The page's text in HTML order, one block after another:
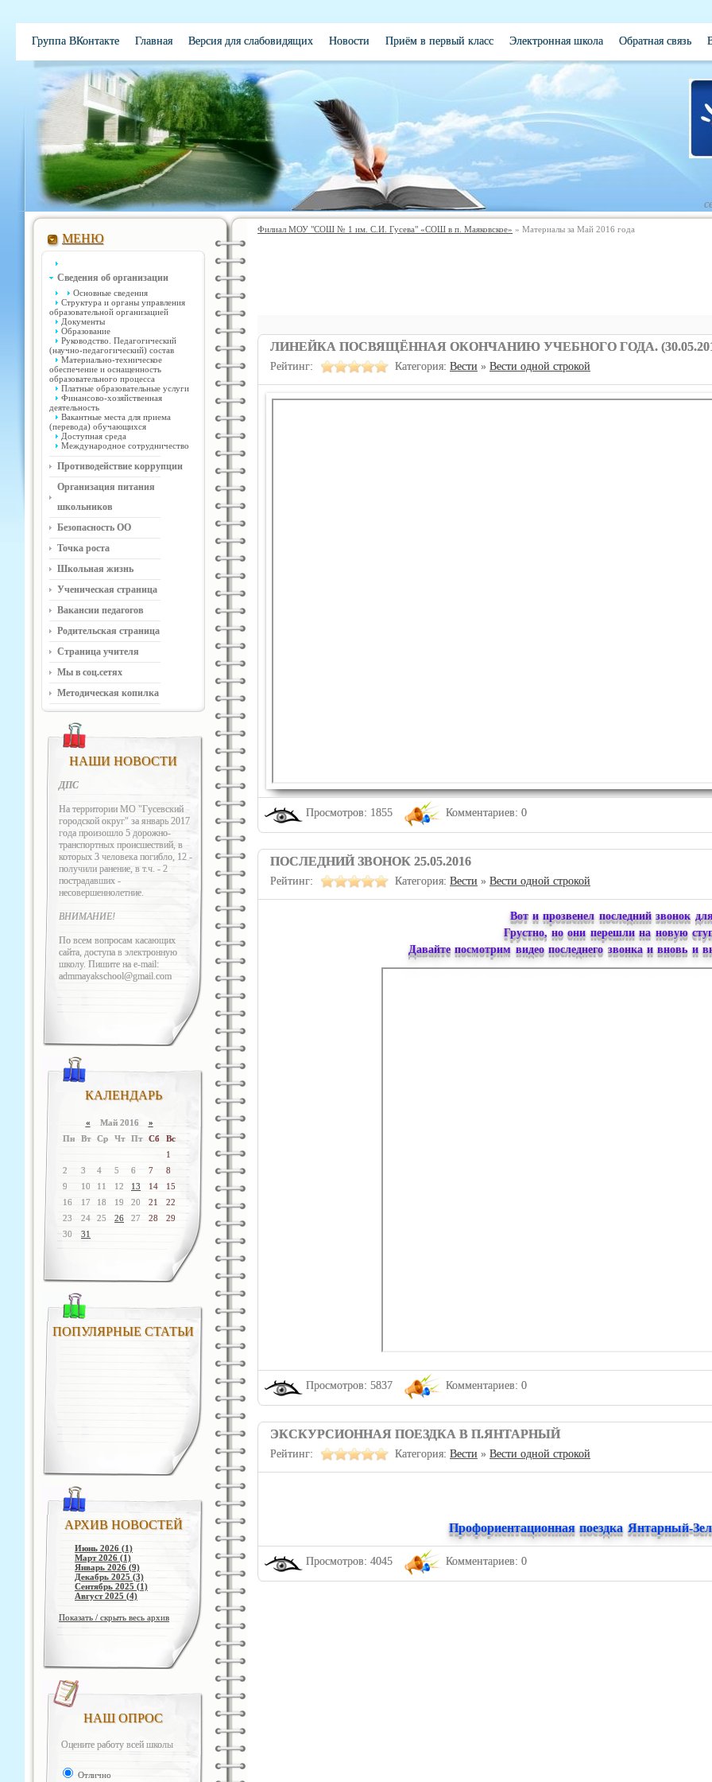
Группа ВКонтакте Главная Версия для слабовидящих Новости Приём в первый класс Электронная школа Обратная связь
МЕНЮ
Сведения об организации
Основные сведения
Структура и органы управления
образовательной организацией
Документы
Образование
Руководство. Педагогический
(научно-педагогический) состав
Материально-техническое
обеспечение и оснащенность
образовательного процесса
Платные образовательные услуги
Финансово-хозяйственная
деятельность
Вакантные места для приема
(перевода) обучающихся
Доступная среда
Международное сотрудничество
Противодействие коррупции
Организация питания
школьников
Безопасность ОО
Точка роста
Школьная жизнь
Ученическая страница
Вакансии педагогов
Родительская страница
Страница учителя
Мы в соц.сетях
Методическая копилка
НАШИ НОВОСТИ
ДПС
На территории МО "Гусевский
городской округ" за январь 2017
года произошло 5 дорожно-
транспортных происшествий, в
которых 3 человека погибло, 12 -
получили ранение, в т.ч. - 2
пострадавших -
несовершеннолетние.
ВНИМАНИЕ!
По всем вопросам касающих
сайта, доступа в электронную
школу. Пишите на e-mail:
admmayakschool@gmail.com
КАЛЕНДАРЬ
« Май 2016 »
Пн
Вт Ср Чт Пт Сб
Вс
1
2
3 4 5 6 7
8
9
10 11 12 13 14
15
16
17 18 19 20 21
22
23
24 25 26 27 28
29
30
31
ПОПУЛЯРНЫЕ СТАТЬИ
АРХИВ НОВОСТЕЙ
Июнь 2026 (1)
Март 2026 (1)
Январь 2026 (9)
Декабрь 2025 (3)
Сентябрь 2025 (1)
Август 2025 (4)
Показать / скрыть весь архив
НАШ ОПРОС
Оцените работу всей школы
Отлично
Филиал МОУ "СОШ № 1 им. С.И. Гусева" «СОШ в п. Маяковское» » Материалы за Май 2016 года
ЛИНЕЙКА ПОСВЯЩЁННАЯ ОКОНЧАНИЮ УЧЕБНОГО ГОДА.
Рейтинг: Категория: Вести » Вести одной строкой
Просмотров: 1855 Комментариев: 0
ПОСЛЕДНИЙ ЗВОНОК 25.05.2016
Рейтинг: Категория: Вести » Вести одной строкой
Вот и прозвенел последний звонок
Грустно, но они перешли на новую
Давайте посмотрим видео последнего звонка и вновь и
Просмотров: 5837 Комментариев: 0
ЭКСКУРСИОННАЯ ПОЕЗДКА В П.ЯНТАРНЫЙ
Рейтинг: Категория: Вести » Вести одной строкой
Профориентационная поездка Янтарный-
Просмотров: 4045 Комментариев: 0